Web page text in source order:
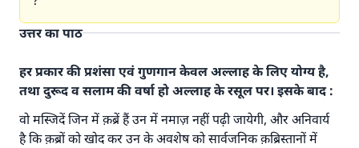
उत्तर का पाठ
हर प्रकार की प्रशंसा एवं गुणगान केवल अल्लाह के लिए योग्य है,
तथा दुरूद व सलाम की वर्षा हो अल्लाह के रसूल पर। इसके बाद :
वो मस्जिदें जिन में क़ब्रें हैं उन में नमाज़ नहीं पढ़ी जायेगी, और अनिवार्य
है कि क़ब्रों को खोद कर उन के अवशेष को सार्वजनिक क़ब्रिस्तानों में